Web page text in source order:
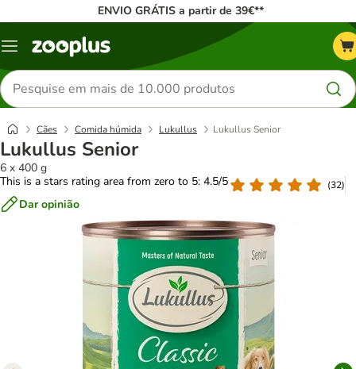
ENVIO GRÁTIS a partir de 39€**
Menu
Pesquisar
produtos
Cães Comida húmida Lukullus Lukullus Senior
Lukullus Senior
6 x 400 g
This is a stars rating area from zero to 5: 4.5/5
(32)
Dar opinião